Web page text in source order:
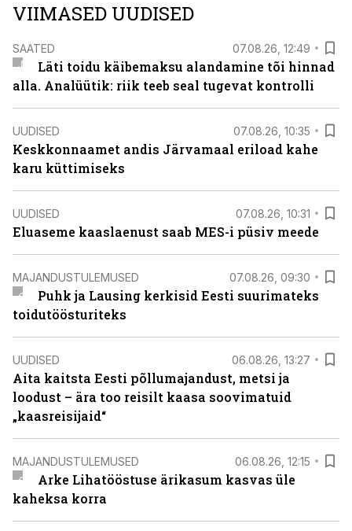
VIIMASED UUDISED
SAATED 07.08.26, 12:49
Läti toidu käibemaksu alandamine tõi hinnad
alla. Analüütik: riik teeb seal tugevat kontrolli
UUDISED 07.08.26, 10:35
Keskkonnaamet andis Järvamaal eriload kahe
karu küttimiseks
UUDISED 07.08.26, 10:31
Eluaseme kaaslaenust saab MES-i püsiv meede
MAJANDUSTULEMUSED 07.08.26, 09:30
Puhk ja Lausing kerkisid Eesti suurimateks
toidutöösturiteks
UUDISED 06.08.26, 13:27
Aita kaitsta Eesti põllumajandust, metsi ja
loodust – ära too reisilt kaasa soovimatuid
„kaasreisijaid“
MAJANDUSTULEMUSED 06.08.26, 12:15
Arke Lihatööstuse ärikasum kasvas üle
kaheksa korra